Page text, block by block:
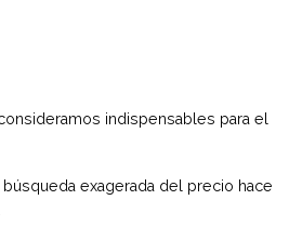
indispensables para el
exagerada del precio hace